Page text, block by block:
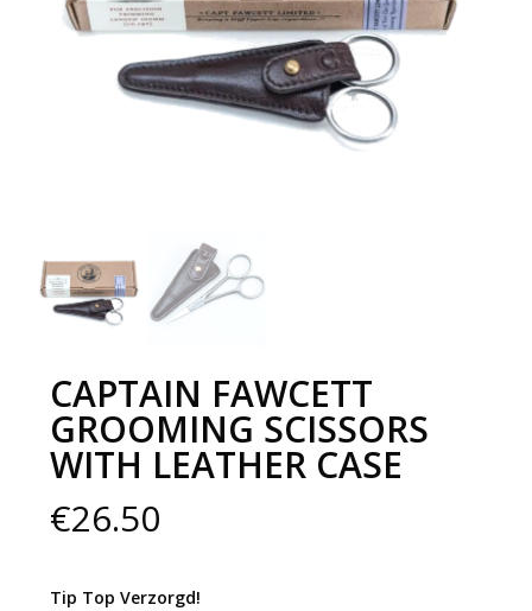
CAPTAIN FAWCETT
GROOMING SCISSORS
WITH LEATHER CASE
€26.50
Tip Top Verzorgd!